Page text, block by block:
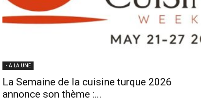
- A LA UNE
La Semaine de la cuisine turque 2026
annonce son thème :...